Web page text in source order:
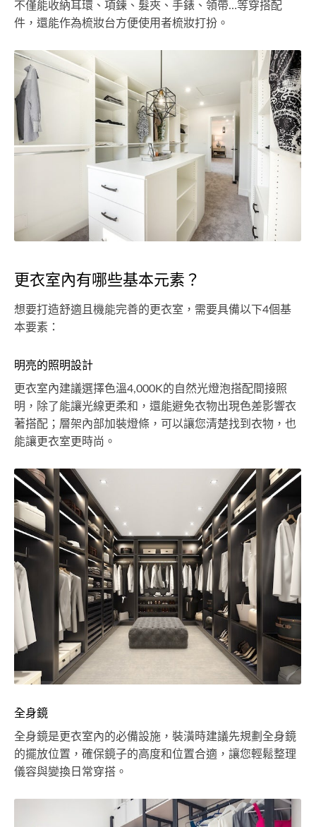
不僅能收納耳環、項鍊、髮夾、手錶、領帶…等穿搭配
件，還能作為梳妝台方便使用者梳妝打扮。
更衣室內有哪些基本元素？
想要打造舒適且機能完善的更衣室，需要具備以下4個基
本要素：
明亮的照明設計
更衣室內建議選擇色溫4,000K的自然光燈泡搭配間接照
明，除了能讓光線更柔和，還能避免衣物出現色差影響衣
著搭配；層架內部加裝燈條，可以讓您清楚找到衣物，也
能讓更衣室更時尚。
全身鏡
全身鏡是更衣室內的必備設施，裝潢時建議先規劃全身鏡
的擺放位置，確保鏡子的高度和位置合適，讓您輕鬆整理
儀容與變換日常穿搭。